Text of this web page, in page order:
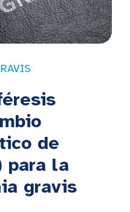
de
para la
gravis